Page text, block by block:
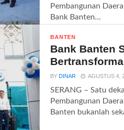
Pembangunan
Bank Banten...
BANTEN
Bank Banten
BYDINAR AGUSTUS 4,
SERANG – Satu
Pembangunan
Banten bukanlah